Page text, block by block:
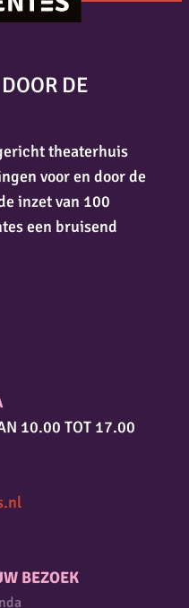
BEZOEK
DE
theaterhuis
voor en door de
inzet van 100
een bruisend
10.00 TOT 17.00